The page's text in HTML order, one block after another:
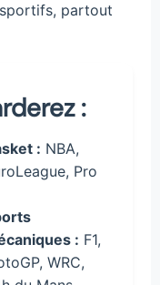
partout
:
: NBA,
Pro
: F1,
WRC,